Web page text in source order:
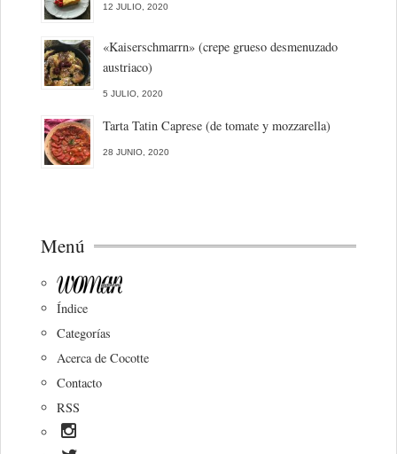
12 JULIO, 2020
«Kaiserschmarrn» (crepe grueso desmenuzado
austriaco)
5 JULIO, 2020
Tarta Tatin Caprese (de tomate y mozzarella)
28 JUNIO, 2020
Menú
Índice
Categorías
Acerca de Cocotte
Contacto
RSS